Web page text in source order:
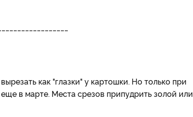
как "глазки" у картошки. Но только при
в марте. Места срезов припудрить золой или